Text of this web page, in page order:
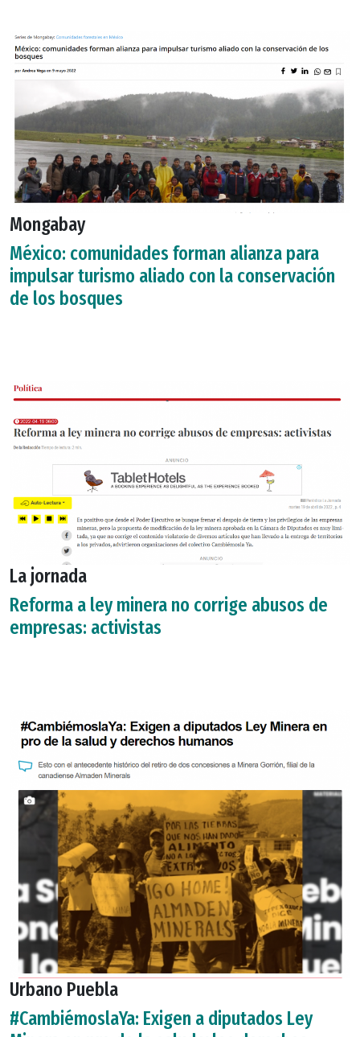
Mongabay
México: comunidades forman alianza para
impulsar turismo aliado con la conservación
de los bosques
La jornada
Reforma a ley minera no corrige abusos de
empresas: activistas
Urbano Puebla
#CambiémoslaYa: Exigen a diputados Ley